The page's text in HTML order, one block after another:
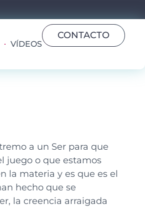
VÍDEOS
CONTACTO
a un Ser para que
juego o que estamos
la materia y es que es el
hecho que se
la creencia arraigada